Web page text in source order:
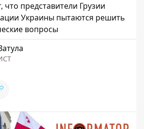
представители Грузии
Украины пытаются решить
вопросы